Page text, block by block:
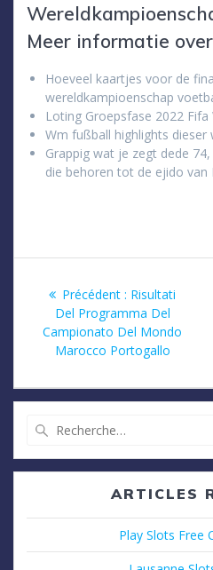
Meer informatie
Hoeveel kaartjes voor de
wereldkampioenschap
Loting Groepsfase 2022 Fifa
Wm fußball highlights dieser
Grappig wat je zegt dede
die behoren tot de ejido van
l’article
Précédent : Article
précédent
:
Risultati
Del Programma Del
Campionato Del Mondo
Marocco Portogallo
:
ARTICLES
Play Slots Free